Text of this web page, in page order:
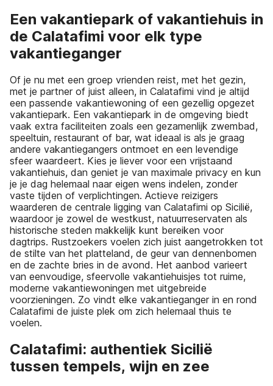
Een vakantiepark of vakantiehuis in
de Calatafimi voor elk type
vakantieganger
Of je nu met een groep vrienden reist, met het gezin,
met je partner of juist alleen, in Calatafimi vind je altijd
een passende vakantiewoning of een gezellig opgezet
vakantiepark. Een vakantiepark in de omgeving biedt
vaak extra faciliteiten zoals een gezamenlijk zwembad,
speeltuin, restaurant of bar, wat ideaal is als je graag
andere vakantiegangers ontmoet en een levendige
sfeer waardeert. Kies je liever voor een vrijstaand
vakantiehuis, dan geniet je van maximale privacy en kun
je je dag helemaal naar eigen wens indelen, zonder
vaste tijden of verplichtingen. Actieve reizigers
waarderen de centrale ligging van Calatafimi op Sicilië,
waardoor je zowel de westkust, natuurreservaten als
historische steden makkelijk kunt bereiken voor
dagtrips. Rustzoekers voelen zich juist aangetrokken tot
de stilte van het platteland, de geur van dennenbomen
en de zachte bries in de avond. Het aanbod varieert
van eenvoudige, sfeervolle vakantiehuisjes tot ruime,
moderne vakantiewoningen met uitgebreide
voorzieningen. Zo vindt elke vakantieganger in en rond
Calatafimi de juiste plek om zich helemaal thuis te
voelen.
Calatafimi: authentiek Sicilië
tussen tempels, wijn en zee